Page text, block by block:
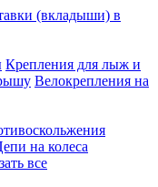
(вкладыши) в
Крепления для лыж и
Велокрепления на
на колеса
все